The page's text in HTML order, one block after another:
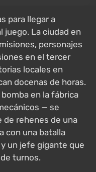
para llegar a
juego. La ciudad en
personajes
en el tercer
locales en
docenas de horas.
en la fábrica
— se
de rehenes de una
con una batalla
un jefe gigante que
turnos.